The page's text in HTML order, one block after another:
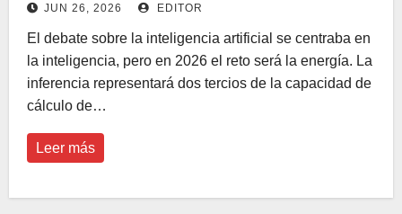
JUN 26, 2026 EDITOR
El debate sobre la inteligencia artificial se centraba en
la inteligencia, pero en 2026 el reto será la energía. La
inferencia representará dos tercios de la capacidad de
cálculo de…
Leer más